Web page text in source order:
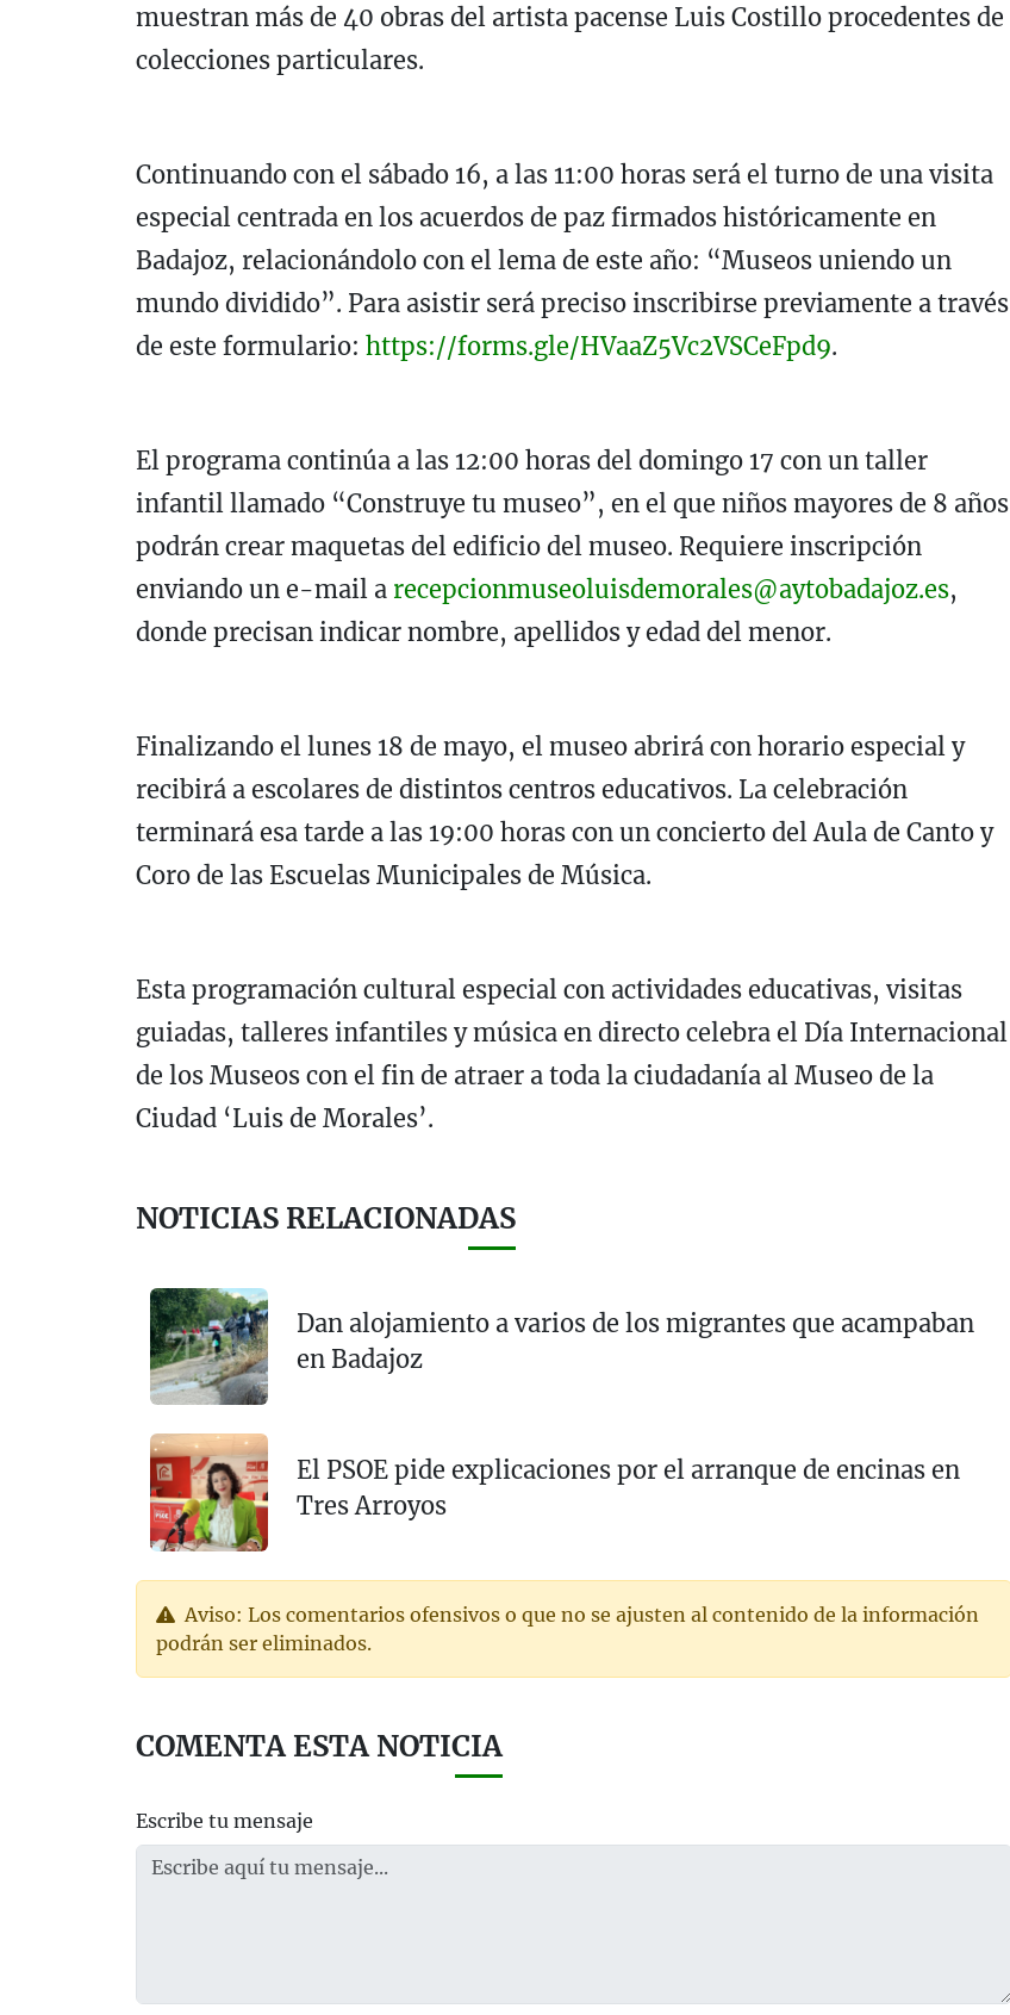
muestran más de 40 obras del artista pacense Luis Costillo procedentes de
colecciones particulares.
Continuando con el sábado 16, a las 11:00 horas será el turno de una visita
especial centrada en los acuerdos de paz firmados históricamente en
Badajoz, relacionándolo con el lema de este año: “Museos uniendo un
mundo dividido”. Para asistir será preciso inscribirse previamente a través
de este formulario: https://forms.gle/HVaaZ5Vc2VSCeFpd9.
El programa continúa a las 12:00 horas del domingo 17 con un taller
infantil llamado “Construye tu museo”, en el que niños mayores de 8 años
podrán crear maquetas del edificio del museo. Requiere inscripción
enviando un e-mail a recepcionmuseoluisdemorales@aytobadajoz.es,
donde precisan indicar nombre, apellidos y edad del menor.
Finalizando el lunes 18 de mayo, el museo abrirá con horario especial y
recibirá a escolares de distintos centros educativos. La celebración
terminará esa tarde a las 19:00 horas con un concierto del Aula de Canto y
Coro de las Escuelas Municipales de Música.
Esta programación cultural especial con actividades educativas, visitas
guiadas, talleres infantiles y música en directo celebra el Día Internacional
de los Museos con el fin de atraer a toda la ciudadanía al Museo de la
Ciudad ‘Luis de Morales’.
NOTICIAS RELACIONADAS
Dan alojamiento a varios de los migrantes que acampaban
en Badajoz
El PSOE pide explicaciones por el arranque de encinas en
Tres Arroyos
Aviso: Los comentarios ofensivos o que no se ajusten al contenido de la información
podrán ser eliminados.
COMENTA ESTA NOTICIA
Escribe tu mensaje